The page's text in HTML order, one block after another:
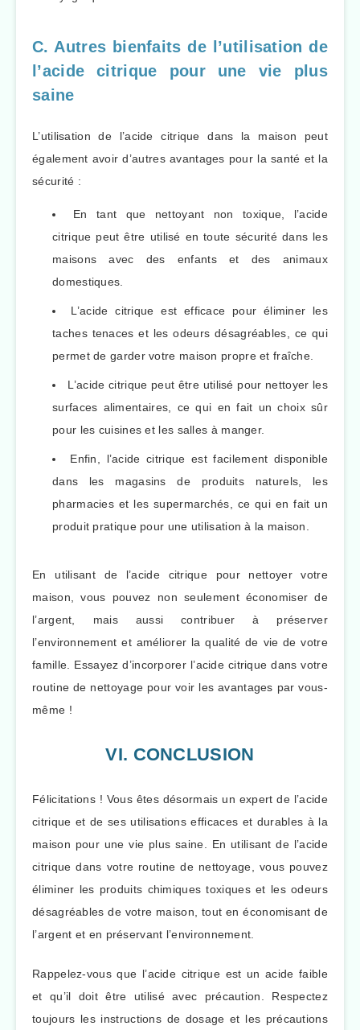
C. Autres bienfaits de l’utilisation de
l’acide citrique pour une vie plus
saine
L’utilisation de l’acide citrique dans la maison peut
également avoir d’autres avantages pour la santé et la
sécurité :
En tant que nettoyant non toxique, l’acide
citrique peut être utilisé en toute sécurité dans les
maisons avec des enfants et des animaux
domestiques.
L’acide citrique est efficace pour éliminer les
taches tenaces et les odeurs désagréables, ce qui
permet de garder votre maison propre et fraîche.
L’acide citrique peut être utilisé pour nettoyer les
surfaces alimentaires, ce qui en fait un choix sûr
pour les cuisines et les salles à manger.
Enfin, l’acide citrique est facilement disponible
dans les magasins de produits naturels, les
pharmacies et les supermarchés, ce qui en fait un
produit pratique pour une utilisation à la maison.
En utilisant de l’acide citrique pour nettoyer votre
maison, vous pouvez non seulement économiser de
l’argent, mais aussi contribuer à préserver
l’environnement et améliorer la qualité de vie de votre
famille. Essayez d’incorporer l’acide citrique dans votre
routine de nettoyage pour voir les avantages par vous-
même !
VI. CONCLUSION
Félicitations ! Vous êtes désormais un expert de l’acide
citrique et de ses utilisations efficaces et durables à la
maison pour une vie plus saine. En utilisant de l’acide
citrique dans votre routine de nettoyage, vous pouvez
éliminer les produits chimiques toxiques et les odeurs
désagréables de votre maison, tout en économisant de
l’argent et en préservant l’environnement.
Rappelez-vous que l’acide citrique est un acide faible
et qu’il doit être utilisé avec précaution. Respectez
toujours les instructions de dosage et les précautions